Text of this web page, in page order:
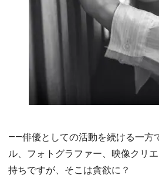
――俳優としての活動を続ける一方
ル、フォトグラファー、映像クリ
持ちですが、そこは貪欲に？